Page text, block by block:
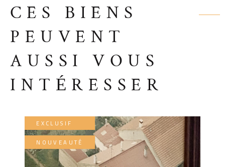
CES BIENS
PEUVENT
AUSSI VOUS
INTÉRESSER
EXCLUSIF
NOUVEAUTÉ